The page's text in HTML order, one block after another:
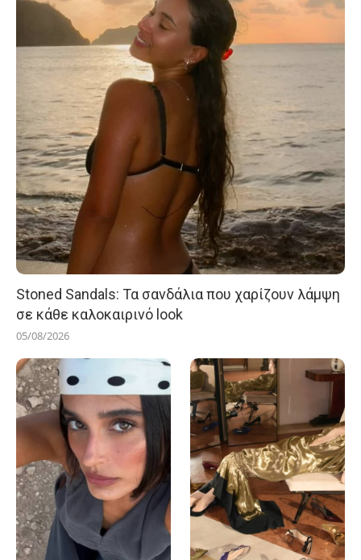
Stoned Sandals: Τα σανδάλια που χαρίζουν λάμψη
σε κάθε καλοκαιρινό look
05/08/2026